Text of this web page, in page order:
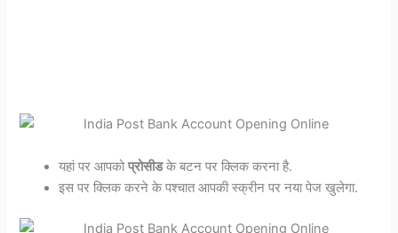
यहां पर आपकोप्रोसीडके बटन पर क्लिक करना है.
इस पर क्लिक करने के पश्चात आपकी स्क्रीन पर नया पेज खुलेगा.